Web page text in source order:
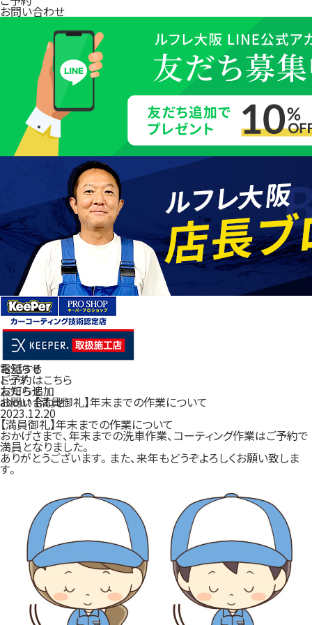
お問い合わせ
電話する
ご予約はこちら
友だち追加
お問い合わせ
お知らせ
トップ
お知らせ
about 【満員御礼】年末までの作業について
2023.12.20
【満員御礼】年末までの作業について
おかげさまで、年末までの洗車作業、コーティング作業はご予約で
満員となりました。
ありがとうございます。また、来年もどうぞよろしくお願い致しま
す。